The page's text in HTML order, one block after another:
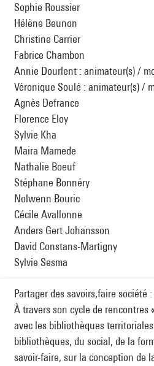
Sophie Roussier
Hélène Beunon
Christine Carrier
Fabrice Chambon
Annie Dourlent : animateur(s) /
Véronique Soulé : animateur(s) /
Agnès Defrance
Florence Eloy
Sylvie Kha
Maira Mamede
Nathalie Boeuf
Stéphane Bonnéry
Nolwenn Bouric
Cécile Avallonne
Anders Gert Johansson
David Constans-Martigny
Sylvie Sesma
Partager des savoirs,faire société
À travers son cycle de
avec les bibliothèques
bibliothèques, du social, de la
savoir-faire, sur la conception de